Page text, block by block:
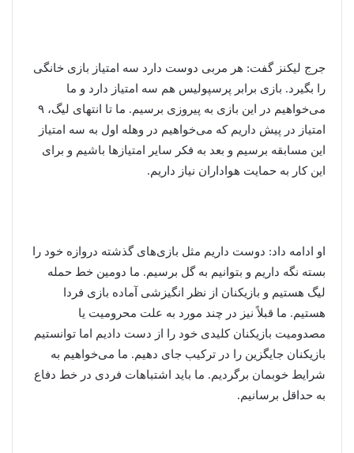
جرج لیکنز گفت: هر مربی دوست دارد سه امتیاز بازی خانگی
را بگیرد. بازی برابر پرسپولیس هم سه امتیاز دارد و ما
می‌خواهیم در این بازی به پیروزی برسیم. ما تا انتهای لیگ، ۹
امتیاز در پیش داریم که می‌خواهیم در وهله اول به سه امتیاز
این مسابقه برسیم و بعد به فکر سایر امتیازها باشیم و برای
این کار به حمایت هواداران نیاز داریم.
او ادامه داد: دوست داریم مثل بازی‌های گذشته دروازه خود را
بسته نگه داریم و بتوانیم به گل برسیم. ما دومین خط حمله
لیگ هستیم و بازیکنان از نظر انگیزشی آماده بازی فردا
هستیم. ما قبلاً نیز در چند مورد به علت محرومیت یا
مصدومیت بازیکنان کلیدی خود را از دست دادیم اما توانستیم
بازیکنان جایگزین را در ترکیب جای دهیم. ما می‌خواهیم به
شرایط خوبمان برگردیم. ما باید اشتباهات فردی در خط دفاع
به حداقل برسانیم.